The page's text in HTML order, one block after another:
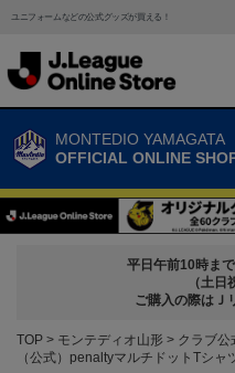
ユニフォームなどの公式グッズが買える！
MONTEDIO YAMAGATA
OFFICIAL ONLINE
平日午前10時ま
（土日
ご購入の際はＪ
TOP モンテディオ山形
クラブ公
（公式）penaltyマルチドットTシャ